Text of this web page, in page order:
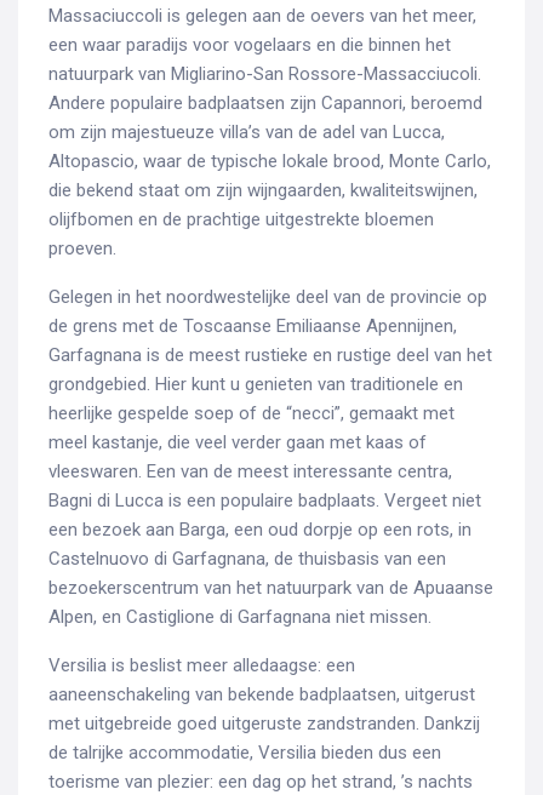
Massaciuccoli is gelegen aan de oevers van het meer,
een waar paradijs voor vogelaars en die binnen het
natuurpark van Migliarino-San Rossore-Massacciucoli.
Andere populaire badplaatsen zijn Capannori, beroemd
om zijn majestueuze villa’s van de adel van Lucca,
Altopascio, waar de typische lokale brood, Monte Carlo,
die bekend staat om zijn wijngaarden, kwaliteitswijnen,
olijfbomen en de prachtige uitgestrekte bloemen
proeven.
Gelegen in het noordwestelijke deel van de provincie op
de grens met de Toscaanse Emiliaanse Apennijnen,
Garfagnana is de meest rustieke en rustige deel van het
grondgebied. Hier kunt u genieten van traditionele en
heerlijke gespelde soep of de “necci”, gemaakt met
meel kastanje, die veel verder gaan met kaas of
vleeswaren. Een van de meest interessante centra,
Bagni di Lucca is een populaire badplaats. Vergeet niet
een bezoek aan Barga, een oud dorpje op een rots, in
Castelnuovo di Garfagnana, de thuisbasis van een
bezoekerscentrum van het natuurpark van de Apuaanse
Alpen, en Castiglione di Garfagnana niet missen.
Versilia is beslist meer alledaagse: een
aaneenschakeling van bekende badplaatsen, uitgerust
met uitgebreide goed uitgeruste zandstranden. Dankzij
de talrijke accommodatie, Versilia bieden dus een
toerisme van plezier: een dag op het strand, ’s nachts
Search
for: